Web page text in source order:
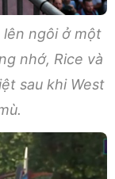
lên ngôi ở một
nhớ, Rice và
sau khi West